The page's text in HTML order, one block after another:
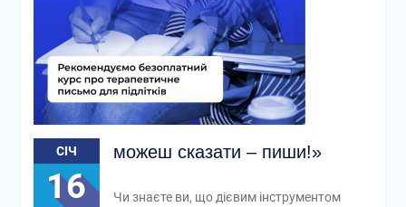
СІЧ
16
можеш сказати – пиши!»
Чи знаєте ви, що дієвим інструментом